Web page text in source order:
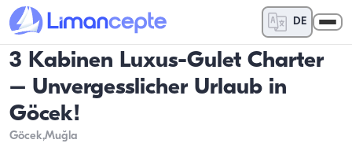
DE
3 Kabinen Luxus-Gulet Charter
– Unvergesslicher Urlaub in
Göcek!
Göcek,Muğla